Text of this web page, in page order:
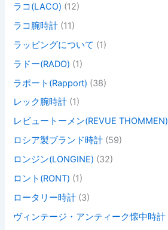
ラコ(LACO) (12)
ラコ腕時計 (11)
ラッピングについて (1)
ラドー(RADO) (1)
ラポート(Rapport) (38)
レック腕時計 (1)
レビュートーメン(REVUE THOMMEN)
ロシア製ブランド時計 (59)
ロンジン(LONGINE) (32)
ロント(RONT) (1)
ロータリー時計 (3)
ヴィンテージ・アンティーク懐中時計